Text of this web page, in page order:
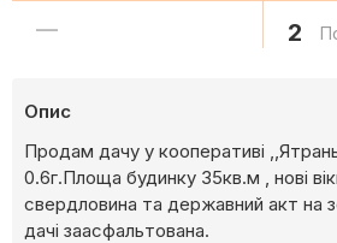
— 2
Опис
Продам дачу у кооперативі
0.6г.Площа будинку 35кв.м , нові
свердловина та державний акт на
дачі заасфальтована.